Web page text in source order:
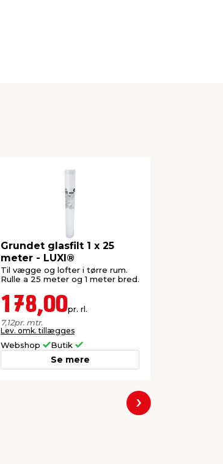
Grundet glasfilt 1 x 25
meter - LUXI®
Til vægge og lofter i tørre rum.
Rulle a 25 meter og 1 meter bred.
178,00pr. rl.
7,12pr. mtr.
Lev. omk. tillægges
Webshop Butik
Se mere
Næste